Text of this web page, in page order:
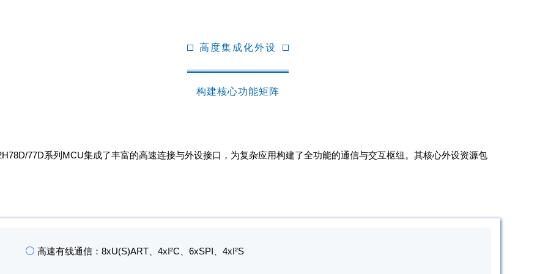
高度集成化外设
构建核心功能矩阵
77D系列MCU集成了丰富的高速连接与外设接口，为复杂应用构建了全功能的通信与交互枢纽。其核心外设资源包
⚪ 高速有线通信：8xU(S)ART、4xI²C、6xSPI、4xI²S